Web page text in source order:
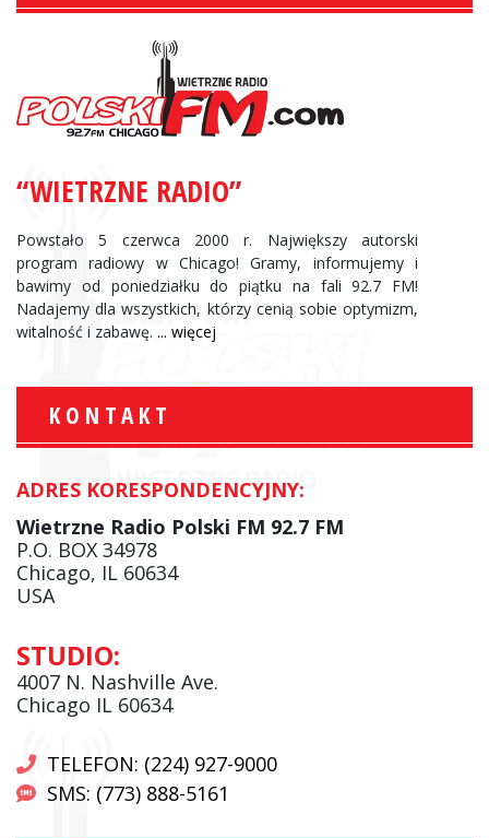
“WIETRZNE RADIO”
Powstało 5 czerwca 2000 r. Największy autorski
program radiowy w Chicago! Gramy, informujemy i
bawimy od poniedziałku do piątku na fali 92.7 FM!
Nadajemy dla wszystkich, którzy cenią sobie optymizm,
witalność i zabawę. ... więcej
KONTAKT
ADRES KORESPONDENCYJNY:
Wietrzne Radio Polski FM 92.7 FM
P.O. BOX 34978
Chicago, IL 60634
USA
STUDIO:
4007 N. Nashville Ave.
Chicago IL 60634
TELEFON: (224) 927-9000
SMS: (773) 888-5161